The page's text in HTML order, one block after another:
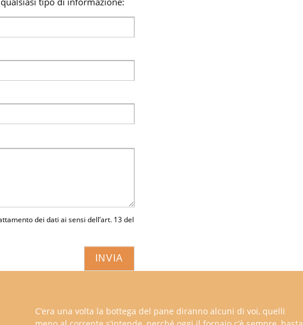
dei dati ai sensi dell’art. 13 del
C’era una volta la bottega del pane diranno alcuni di voi, quelli